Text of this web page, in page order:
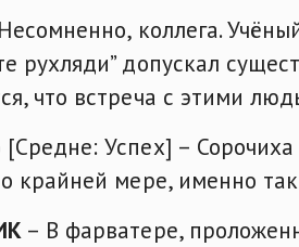
коллега.
рухляди” допускал
что встреча с этими
[Средне: Успех] –
крайней мере, именно
– В фарватере,